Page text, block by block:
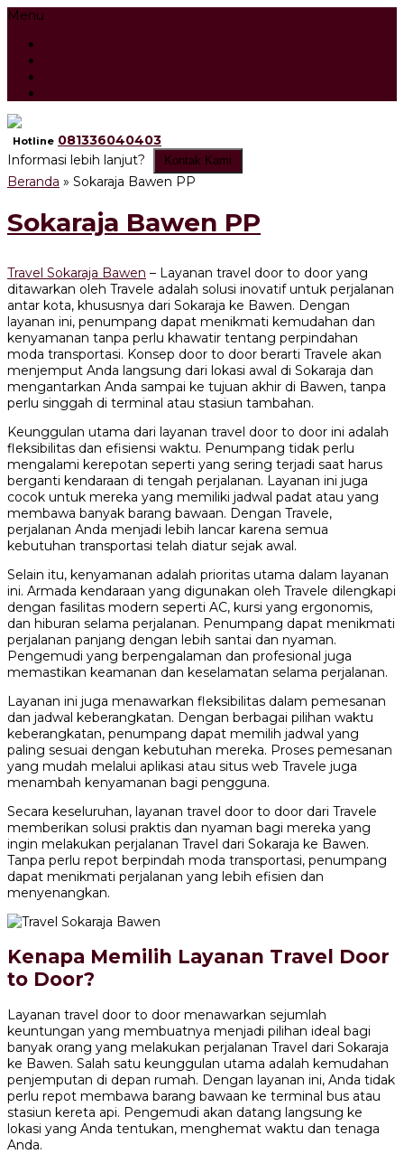
Menu
Hotline 081336040403
Informasi lebih lanjut?
Kontak Kami
Beranda » Sokaraja Bawen PP
Sokaraja Bawen PP
Travel Sokaraja Bawen – Layanan travel door to door yang
ditawarkan oleh Travele adalah solusi inovatif untuk perjalanan
antar kota, khususnya dari Sokaraja ke Bawen. Dengan
layanan ini, penumpang dapat menikmati kemudahan dan
kenyamanan tanpa perlu khawatir tentang perpindahan
moda transportasi. Konsep door to door berarti Travele akan
menjemput Anda langsung dari lokasi awal di Sokaraja dan
mengantarkan Anda sampai ke tujuan akhir di Bawen, tanpa
perlu singgah di terminal atau stasiun tambahan.
Keunggulan utama dari layanan travel door to door ini adalah
fleksibilitas dan efisiensi waktu. Penumpang tidak perlu
mengalami kerepotan seperti yang sering terjadi saat harus
berganti kendaraan di tengah perjalanan. Layanan ini juga
cocok untuk mereka yang memiliki jadwal padat atau yang
membawa banyak barang bawaan. Dengan Travele,
perjalanan Anda menjadi lebih lancar karena semua
kebutuhan transportasi telah diatur sejak awal.
Selain itu, kenyamanan adalah prioritas utama dalam layanan
ini. Armada kendaraan yang digunakan oleh Travele dilengkapi
dengan fasilitas modern seperti AC, kursi yang ergonomis,
dan hiburan selama perjalanan. Penumpang dapat menikmati
perjalanan panjang dengan lebih santai dan nyaman.
Pengemudi yang berpengalaman dan profesional juga
memastikan keamanan dan keselamatan selama perjalanan.
Layanan ini juga menawarkan fleksibilitas dalam pemesanan
dan jadwal keberangkatan. Dengan berbagai pilihan waktu
keberangkatan, penumpang dapat memilih jadwal yang
paling sesuai dengan kebutuhan mereka. Proses pemesanan
yang mudah melalui aplikasi atau situs web Travele juga
menambah kenyamanan bagi pengguna.
Secara keseluruhan, layanan travel door to door dari Travele
memberikan solusi praktis dan nyaman bagi mereka yang
ingin melakukan perjalanan Travel dari Sokaraja ke Bawen.
Tanpa perlu repot berpindah moda transportasi, penumpang
dapat menikmati perjalanan yang lebih efisien dan
menyenangkan.
Kenapa Memilih Layanan Travel Door
to Door?
Layanan travel door to door menawarkan sejumlah
keuntungan yang membuatnya menjadi pilihan ideal bagi
banyak orang yang melakukan perjalanan Travel dari Sokaraja
ke Bawen. Salah satu keunggulan utama adalah kemudahan
penjemputan di depan rumah. Dengan layanan ini, Anda tidak
perlu repot membawa barang bawaan ke terminal bus atau
stasiun kereta api. Pengemudi akan datang langsung ke
lokasi yang Anda tentukan, menghemat waktu dan tenaga
Anda.